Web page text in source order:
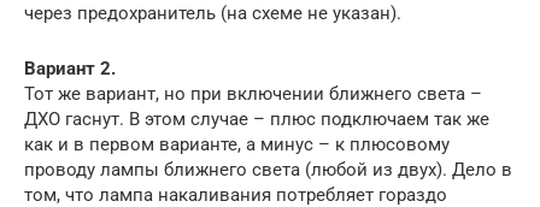
через предохранитель (на схеме не указан).
Вариант 2.
Тот же вариант, но при включении ближнего света –
ДХО гаснут. В этом случае – плюс подключаем так же
как и в первом варианте, а минус – к плюсовому
проводу лампы ближнего света (любой из двух). Дело в
том, что лампа накаливания потребляет гораздо